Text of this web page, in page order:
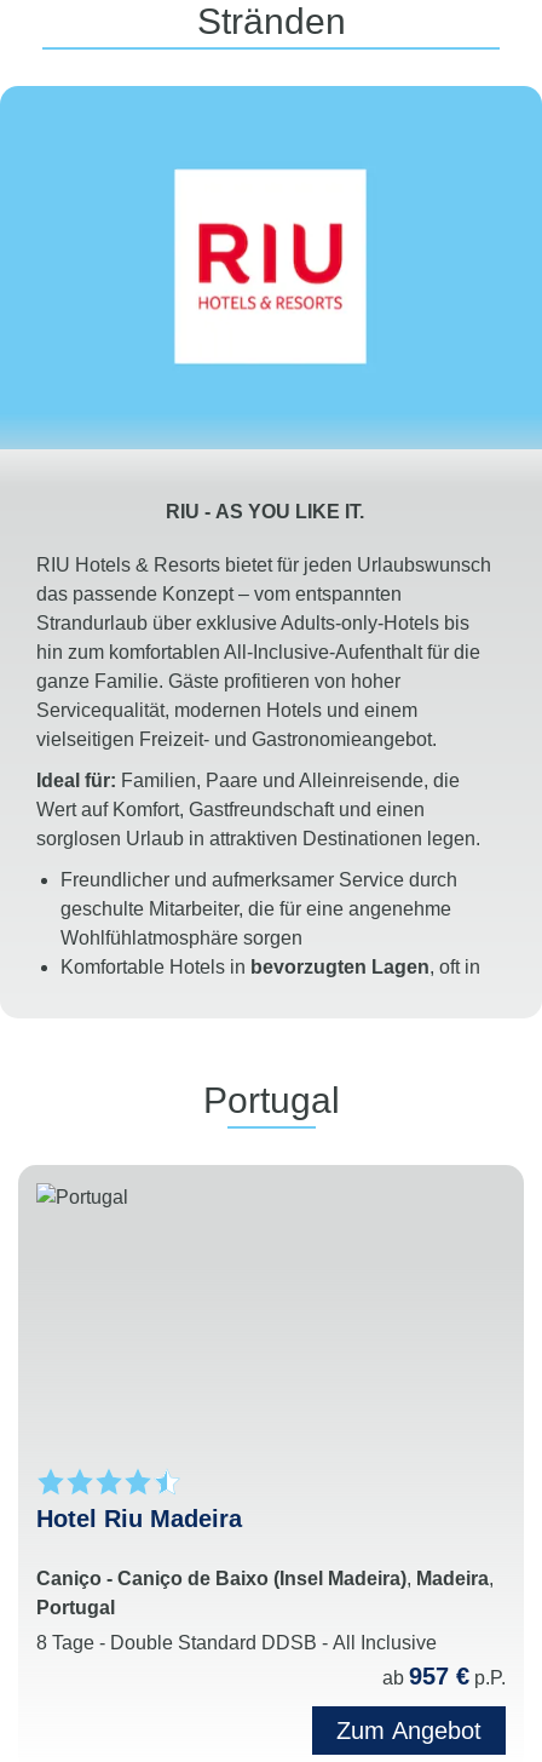
Stränden
RIU - AS YOU LIKE IT.
RIU Hotels & Resorts bietet für jeden Urlaubswunsch
das passende Konzept – vom entspannten
Strandurlaub über exklusive Adults-only-Hotels bis
hin zum komfortablen All-Inclusive-Aufenthalt für die
ganze Familie. Gäste profitieren von hoher
Servicequalität, modernen Hotels und einem
vielseitigen Freizeit- und Gastronomieangebot.
Ideal für: Familien, Paare und Alleinreisende, die
Wert auf Komfort, Gastfreundschaft und einen
sorglosen Urlaub in attraktiven Destinationen legen.
Freundlicher und aufmerksamer Service durch
geschulte Mitarbeiter, die für eine angenehme
Wohlfühlatmosphäre sorgen
Komfortable Hotels in bevorzugten Lagen, oft in
Außenbereiche für Erholung und Entspannung
Abwechslungsreiche, hochwertige Gastronomie
Köstlichkeiten
Adults-only-Hotels
Portugal
Hotel Riu Madeira
Caniço - Caniço de Baixo (Insel Madeira), Madeira,
Portugal
8 Tage - Double Standard DDSB - All Inclusive
ab 957 € p.P.
Zum Angebot